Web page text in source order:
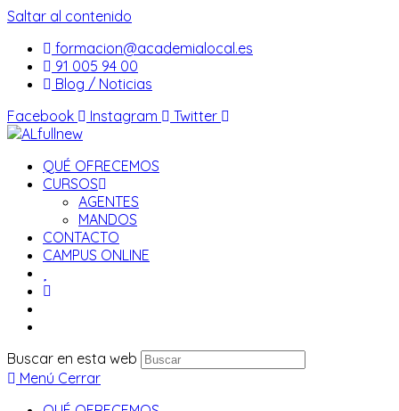
Saltar al contenido
formacion@academialocal.es
91 005 94 00
Blog / Noticias
Facebook
Instagram Twitter
QUÉ OFRECEMOS
CURSOS
AGENTES
MANDOS
CONTACTO
CAMPUS ONLINE
Buscar en esta web
Menú Cerrar